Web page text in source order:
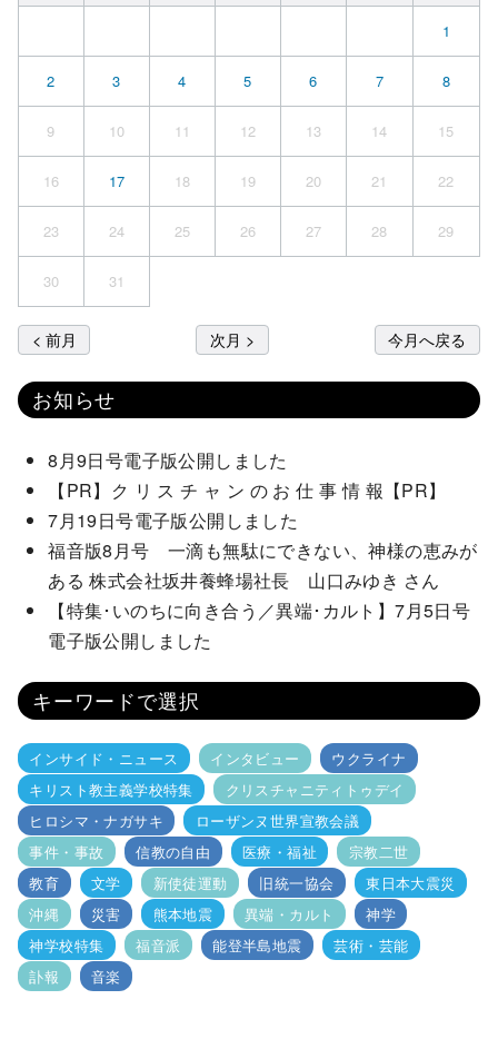
1
2 3 4 5 6 7 8
9 10 11 12 13 14 15
16 17 18 19 20 21 22
23 24 25 26 27 28 29
30 31
< 前月 次月 > 今月へ戻る
お知らせ
8月9日号電子版公開しました
【PR】ク リ ス チ ャ ン の お 仕 事 情 報【PR】
7月19日号電子版公開しました
福音版8月号 一滴も無駄にできない、神様の恵みが
ある 株式会社坂井養蜂場社長 山口みゆき さん
【特集･いのちに向き合う／異端･カルト】7月5日号
電子版公開しました
キーワードで選択
インサイド・ニュース インタビュー
ウクライナ
キリスト教主義学校特集
クリスチャニティトゥデイ
ヒロシマ・ナガサキ
ローザンヌ世界宣教会議
事件・事故
信教の自由 医療・福祉
宗教二世
教育
文学 新使徒運動 旧統一協会
東日本大震災
沖縄
災害 熊本地震 異端・カルト
神学
神学校特集
福音派 能登半島地震
芸術・芸能
訃報
音楽